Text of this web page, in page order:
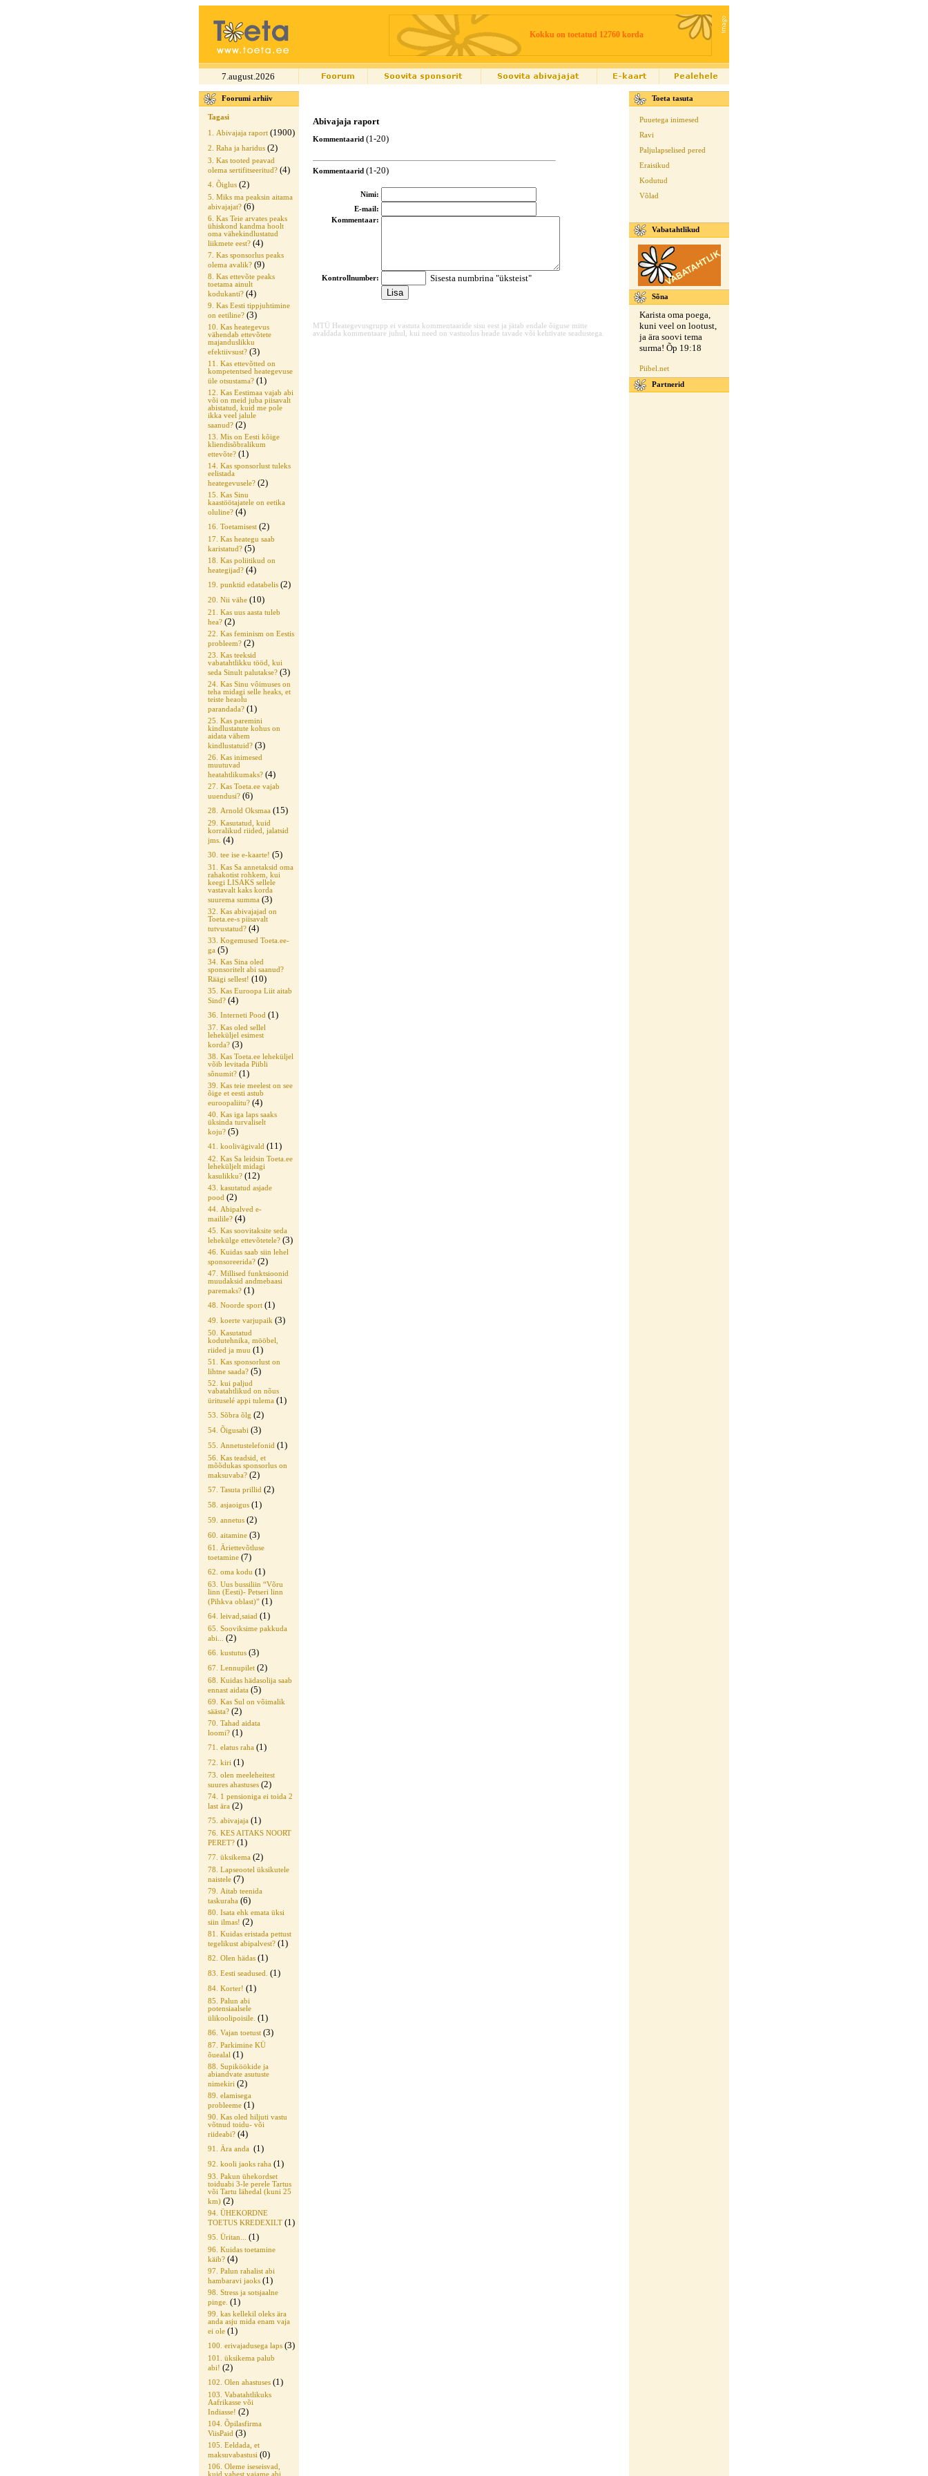
Kokku on toetatud 12760 korda
7.august.2026
Foorumi arhiiv
Tagasi
1. Abivajaja raport (1900)
2. Raha ja haridus (2)
3. Kas tooted peavad
olema sertifitseeritud? (4)
4. Õiglus (2)
5. Miks ma peaksin aitama
abivajajat? (6)
6. Kas Teie arvates peaks
ühiskond kandma hoolt
oma vähekindlustatud
liikmete eest? (4)
7. Kas sponsorlus peaks
olema avalik? (9)
8. Kas ettevõte peaks
toetama ainult
kodukanti? (4)
9. Kas Eesti tippjuhtimine
on eetiline? (3)
10. Kas heategevus
vähendab ettevõtete
majanduslikku
efektiivsust? (3)
11. Kas ettevõtted on
kompetentsed heategevuse
üle otsustama? (1)
12. Kas Eestimaa vajab abi
või on meid juba piisavalt
abistatud, kuid me pole
ikka veel jalule
saanud? (2)
13. Mis on Eesti kõige
kliendisõbralikum
ettevõte? (1)
14. Kas sponsorlust tuleks
eelistada
heategevusele? (2)
15. Kas Sinu
kaastöötajatele on eetika
oluline? (4)
16. Toetamisest (2)
17. Kas heategu saab
karistatud? (5)
18. Kas poliitikud on
heategijad? (4)
19. punktid edatabelis (2)
20. Nii vähe (10)
21. Kas uus aasta tuleb
hea? (2)
22. Kas feminism on Eestis
probleem? (2)
23. Kas teeksid
vabatahtlikku tööd, kui
seda Sinult palutakse? (3)
24. Kas Sinu vôimuses on
teha midagi selle heaks, et
teiste heaolu
parandada? (1)
25. Kas paremini
kindlustatute kohus on
aidata vähem
kindlustatuid? (3)
26. Kas inimesed
muutuvad
heatahtlikumaks? (4)
27. Kas Toeta.ee vajab
uuendusi? (6)
28. Arnold Oksmaa (15)
29. Kasutatud, kuid
korralikud riided, jalatsid
jms. (4)
30. tee ise e-kaarte! (5)
31. Kas Sa annetaksid oma
rahakotist rohkem, kui
keegi LISAKS sellele
vastavalt kaks korda
suurema summa (3)
32. Kas abivajajad on
Toeta.ee-s piisavalt
tutvustatud? (4)
33. Kogemused Toeta.ee-
ga (5)
34. Kas Sina oled
sponsoritelt abi saanud?
Räägi sellest! (10)
35. Kas Euroopa Liit aitab
Sind? (4)
36. Interneti Pood (1)
37. Kas oled sellel
leheküljel esimest
korda? (3)
38. Kas Toeta.ee leheküljel
võib levitada Piibli
sõnumit? (1)
39. Kas teie meelest on see
õige et eesti astub
euroopaliitu? (4)
40. Kas iga laps saaks
üksinda turvaliselt
koju? (5)
41. koolivägivald (11)
42. Kas Sa leidsin Toeta.ee
leheküljelt midagi
kasulikku? (12)
43. kasutatud asjade
pood (2)
44. Abipalved e-
mailile? (4)
45. Kas soovitaksite seda
lehekülge ettevõtetele? (3)
46. Kuidas saab siin lehel
sponsoreerida? (2)
47. Millised funktsioonid
muudaksid andmebaasi
paremaks? (1)
48. Noorde sport (1)
49. koerte varjupaik (3)
50. Kasutatud
kodutehnika, mööbel,
riided ja muu (1)
51. Kas sponsorlust on
lihtne saada? (5)
52. kui paljud
vabatahtlikud on nõus
ürituselé appi tulema (1)
53. Sõbra õlg (2)
54. Õigusabi (3)
55. Annetustelefonid (1)
56. Kas teadsid, et
mõõdukas sponsorlus on
maksuvaba? (2)
57. Tasuta prillid (2)
58. asjaoigus (1)
59. annetus (2)
60. aitamine (3)
61. Äriettevõtluse
toetamine (7)
62. oma kodu (1)
63. Uus bussiliin “Võru
linn (Eesti)- Petseri linn
(Pihkva oblast)” (1)
64. leivad,saiad (1)
65. Sooviksime pakkuda
abi...
(2)
66. kustutus (3)
67. Lennupilet (2)
68. Kuidas hädasolija saab
ennast aidata (5)
69. Kas Sul on võimalik
säästa? (2)
70. Tahad aidata
loomi? (1)
71. elatus raha (1)
72. kiri (1)
73. olen meeleheitest
suures ahastuses (2)
74. 1 pensioniga ei toida 2
last ära (2)
75. abivajaja (1)
76. KES AITAKS NOORT
PERET? (1)
77. üksikema (2)
78. Lapseootel üksikutele
naistele (7)
79. Aitab teenida
taskuraha (6)
80. Isata ehk emata üksi
siin ilmas! (2)
81. Kuidas eristada pettust
tegelikust abipalvest? (1)
82. Olen hädas (1)
83. Eesti seadused. (1)
84. Korter! (1)
85. Palun abi
potensiaalsele
ülikoolipoisile. (1)
86. Vajan toetust (3)
87. Parkimine KÜ
õuealal (1)
88. Supiköökide ja
abiandvate asutuste
nimekiri (2)
89. elamisega
probleeme (1)
90. Kas oled hiljuti vastu
võtnud toidu- või
riideabi? (4)
91. Ära anda (1)
92. kooli jaoks raha (1)
93. Pakun ühekordset
toiduabi 3-le perele Tartus
või Tartu lähedal (kuni 25
km) (2)
94. ÜHEKORDNE
TOETUS KREDEXILT (1)
95. Üritan... (1)
96. Kuidas toetamine
käib? (4)
97. Palun rahalist abi
hambaravi jaoks (1)
98. Stress ja sotsjaalne
pinge. (1)
99. kas kellekil oleks ära
anda asju mida enam vaja
ei ole (1)
100. erivajadusega laps (3)
101. üksikema palub
abi! (2)
102. Olen ahastuses (1)
103. Vabatahtlikuks
Aafrikasse või
Indiasse! (2)
104. Õpilasfirma
ViisPaid (3)
105. Eeldada, et
maksuvabastusi (0)
106. Oleme iseseisvad,
kuid vahest vajame abi
Abivajaja raport
Kommentaarid (1-20)
Kommentaarid (1-20)
Nimi:
E-mail:
Kommentaar:
Kontrollnumber: Sisesta numbrina "üksteist"
MTÜ Heategevusgrupp ei vastuta kommentaaride sisu eest ja jätab endale õiguse mitte
avaldada kommentaare juhul, kui need on vastuolus heade tavade või kehtivate seadustega.
Toeta tasuta
Puuetega inimesed
Ravi
Paljulapselised pered
Eraisikud
Kodutud
Võlad
Vabatahtlikud
Sõna
Karista oma poega,
kuni veel on lootust,
ja ära soovi tema
surma! Õp 19:18
Piibel.net
Partnerid